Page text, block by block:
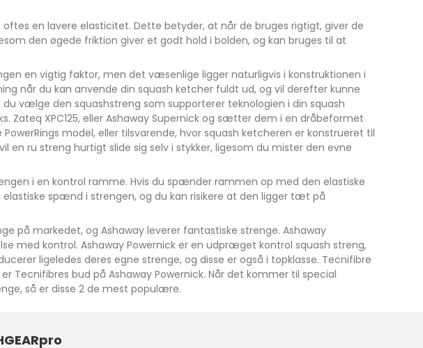
en lavere elasticitet. Dette betyder, at når de bruges rigtigt, giver de
den øgede friktion giver et godt hold i bolden, og kan bruges til at
en vigtig faktor, men det væsenlige ligger naturligvis i konstruktionen i
når du kan anvende din squash ketcher fuldt ud, og vil derefter kunne
vælge den squashstreng som supporterer teknologien i din squash
Zateq XPC125, eller Ashaway Supernick og sætter dem i en dråbeformet
model, eller tilsvarende, hvor squash ketcheren er konstrueret til
ru streng hurtigt slide sig selv i stykker, ligesom du mister den evne
i en kontrol ramme. Hvis du spænder rammen op med den elastiske
spænd i strengen, og du kan risikere at den ligger tæt på
på markedet, og Ashaway leverer fantastiske strenge. Ashaway
med kontrol. Ashaway Powernick er en udpræget kontrol squash streng,
ligeledes deres egne strenge, og disse er også i topklasse. Tecnifibre
Tecnifibres bud på Ashaway Powernick. Når det kommer til special
så er disse 2 de mest populære.